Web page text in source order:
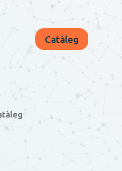
Catàleg